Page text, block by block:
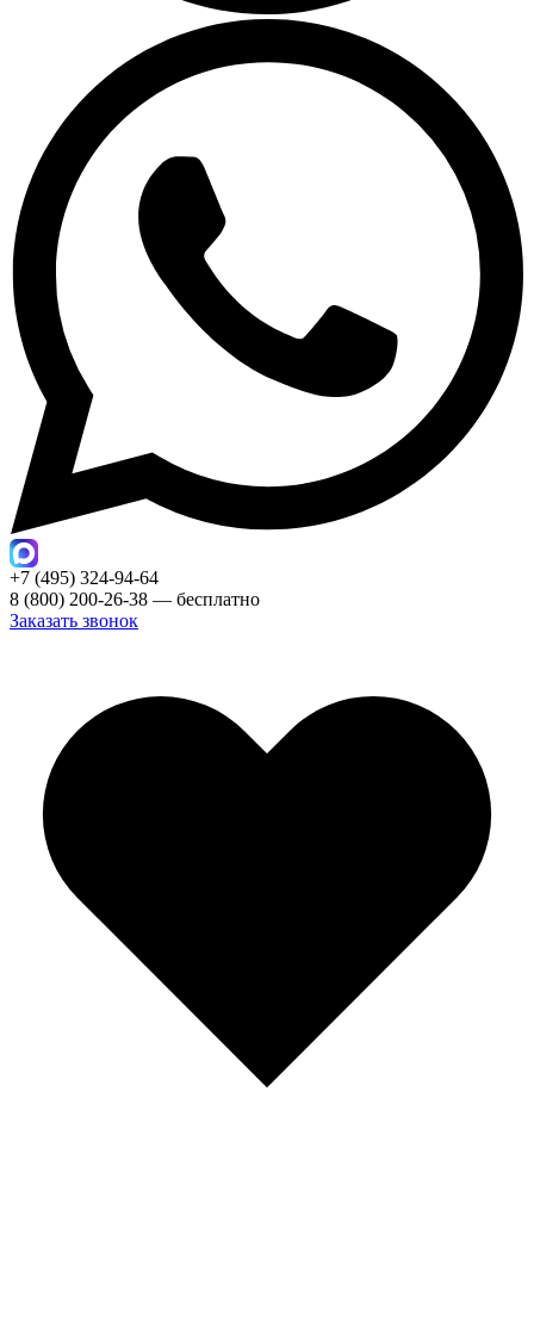
+7 (495) 324-94-64
8 (800) 200-26-38 — бесплатно
Заказать звонок